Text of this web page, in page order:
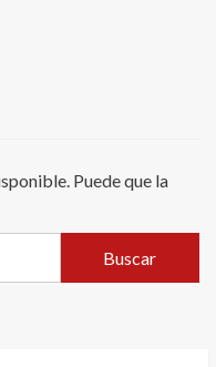
Puede que la